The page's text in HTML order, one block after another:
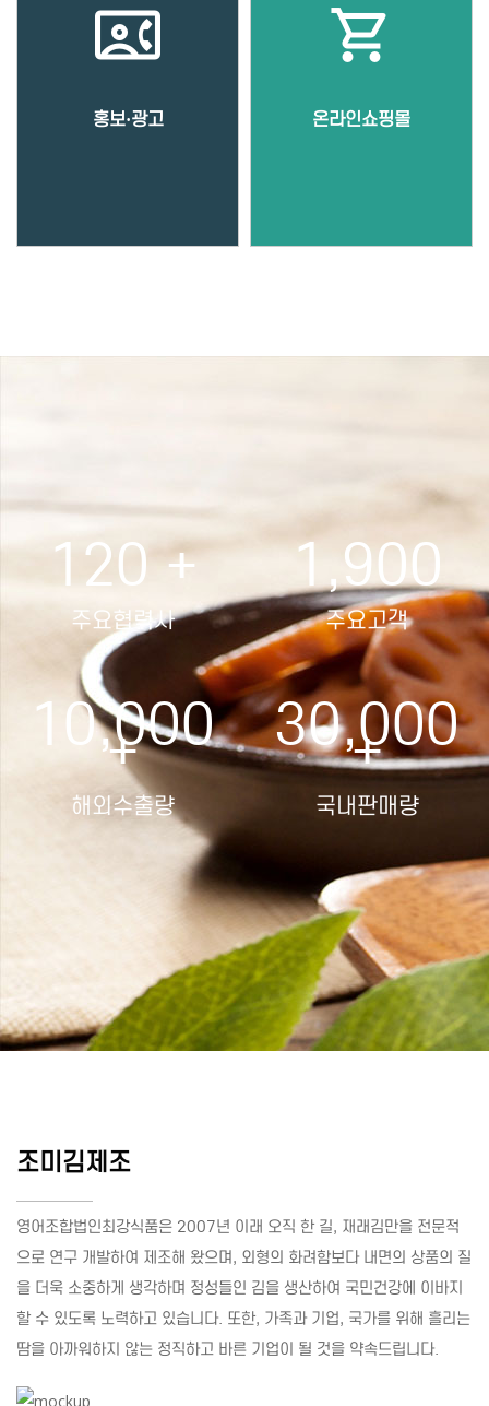
contact_phone
홍보·광고
shopping_cart
온라인쇼핑몰
120+
주요협력사
1,900
주요고객
10,000
+
해외수출량
30,000
+
국내판매량
조미김제조
영어조합법인최강식품은 2007년 이래 오직 한 길, 재래김만을 전문적
으로 연구 개발하여 제조해 왔으며, 외형의 화려함보다 내면의 상품의 질
을 더욱 소중하게 생각하며 정성들인 김을 생산하여 국민건강에 이바지
할 수 있도록 노력하고 있습니다. 또한, 가족과 기업, 국가를 위해 흘리는
땀을 아까워하지 않는 정직하고 바른 기업이 될 것을 약속드립니다.